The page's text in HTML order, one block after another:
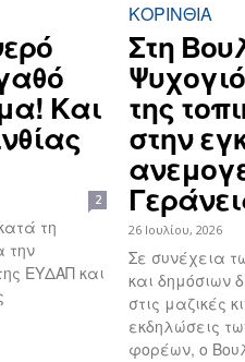
Και
2
τη
την
ΕΥΔΑΠ και
ΚΟΡΙΝΘΊΑ
Στη
της
στην
26 Ιουλίου, 2026
Σε συνέχεια
και δημόσιων
στις μαζικές
εκδηλώσεις
φορέων, ο